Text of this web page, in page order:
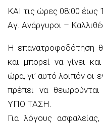
ΚΑΙ τις ώρες 08:00 έως
Αγ. Ανάργυροι –
Η επανατροφοδότηση
και μπορεί να γίνει
ώρα, γι’ αυτό λοιπόν οι
πρέπει να
ΥΠΟ ΤΑΣΗ.
Για λόγους